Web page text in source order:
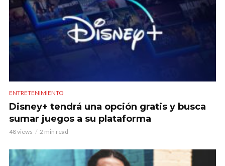
ENTRETENIMIENTO
Disney+ tendrá una opción gratis y busca
sumar juegos a su plataforma
48 views 2 min read